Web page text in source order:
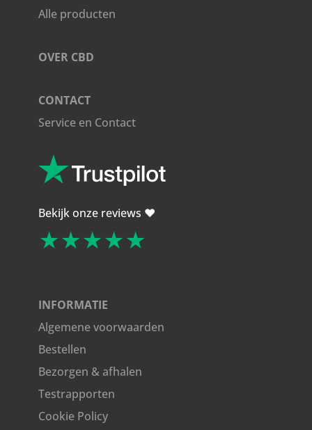
Alle producten
OVER CBD
CONTACT
Service en Contact
Bekijk onze reviews ❤️
★★★★★
INFORMATIE
Algemene voorwaarden
Bestellen
Bezorgen & afhalen
Testrapporten
Cookie Policy